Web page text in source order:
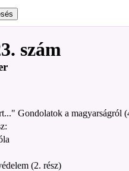
szám
Gondolatok a magyarságról
(2. rész)